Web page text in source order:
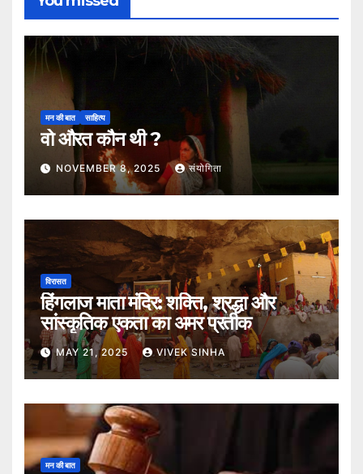
मन की बात साहित्य
वो औरत कौन थी ?
NOVEMBER 8, 2025 संयोगिता
विरासत
हिंगलाज माता मंदिर: शक्ति, श्रद्धा और
सांस्कृतिक एकता का अमर प्रतीक
MAY 21, 2025 VIVEK SINHA
मन की बात